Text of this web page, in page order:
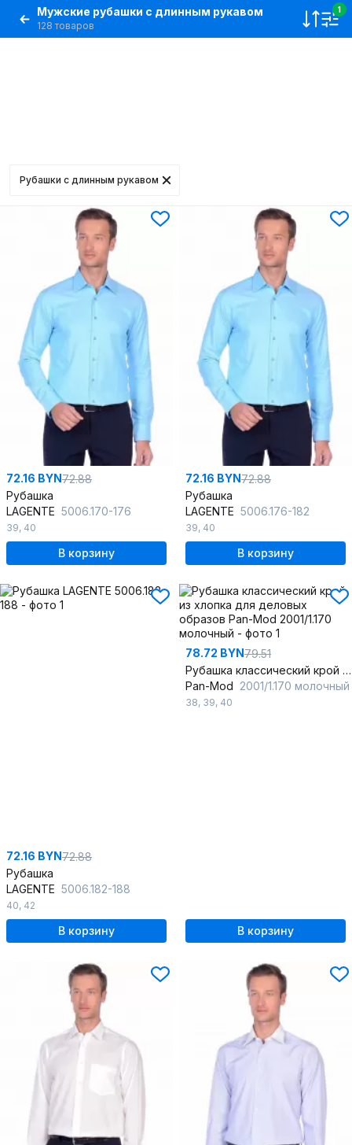
Мужские рубашки с длинным рукавом
128 товаров
1
Рубашки с длинным рукавом
72.16 BYN72.88
Рубашка
LAGENTE 5006.170-176
39, 40
В корзину
72.16 BYN72.88
Рубашка
LAGENTE 5006.176-182
39, 40
В корзину
72.16 BYN72.88
Рубашка
LAGENTE 5006.182-188
40, 42
В корзину
78.72 BYN79.51
Рубашка классический крой из хлопка для деловых образов
Pan-Mod 2001/1.170 молочный
38, 39, 40
В корзину